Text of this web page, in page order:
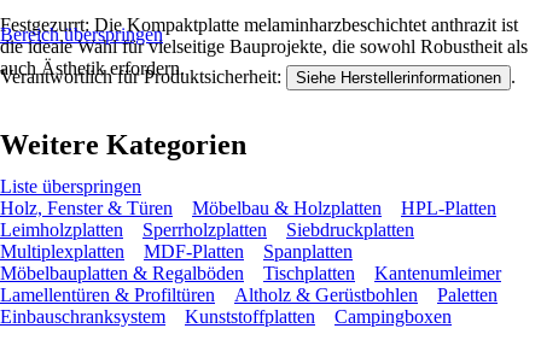
Festgezurrt: Die Kompaktplatte melaminharzbeschichtet anthrazit ist
die ideale Wahl für vielseitige Bauprojekte, die sowohl Robustheit als
auch Ästhetik erfordern.
Bereich überspringen
Verantwortlich für Produktsicherheit: Siehe Herstellerinformationen .
Weitere Kategorien
Liste überspringen
Holz, Fenster & Türen
Möbelbau & Holzplatten
HPL-Platten
Leimholzplatten
Sperrholzplatten
Siebdruckplatten
Multiplexplatten
MDF-Platten
Spanplatten
Möbelbauplatten & Regalböden
Tischplatten
Kantenumleimer
Lamellentüren & Profiltüren
Altholz & Gerüstbohlen
Paletten
Einbauschranksystem
Kunststoffplatten Campingboxen